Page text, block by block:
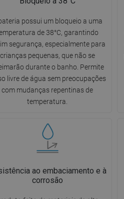
possui um bloqueio a uma
de 38°C, garantindo
segurança, especialmente para
crianças pequenas, que não se
durante o banho. Permite
livre de água sem preocupações
com mudanças repentinas de
temperatura.
ao embaciamento e à
corrosão